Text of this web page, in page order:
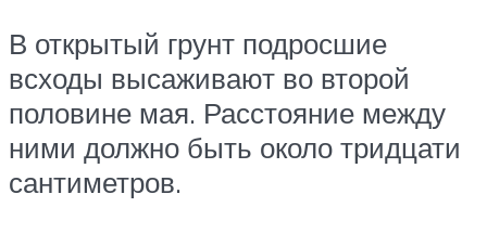
В открытый грунт подросшие
всходы высаживают во второй
половине мая. Расстояние между
ними должно быть около тридцати
сантиметров.